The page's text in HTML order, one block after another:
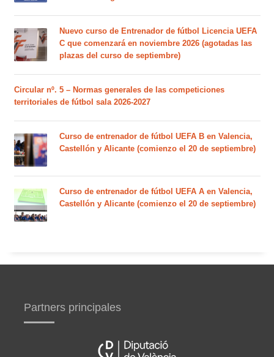
Nuevo curso de Entrenador de fútbol Licencia UEFA
C que comenzará en noviembre 2026 (agotadas las
plazas del curso de septiembre)
Circular nº. 5 – Normas generales de las competiciones
territoriales de fútbol sala 2026-2027
Curso de entrenador de fútbol UEFA B en Valencia,
Castellón y Alicante (comienzo el 20 de septiembre)
Curso de entrenador de fútbol UEFA A en Valencia,
Castellón y Alicante (comienzo el 20 de septiembre)
Partners principales